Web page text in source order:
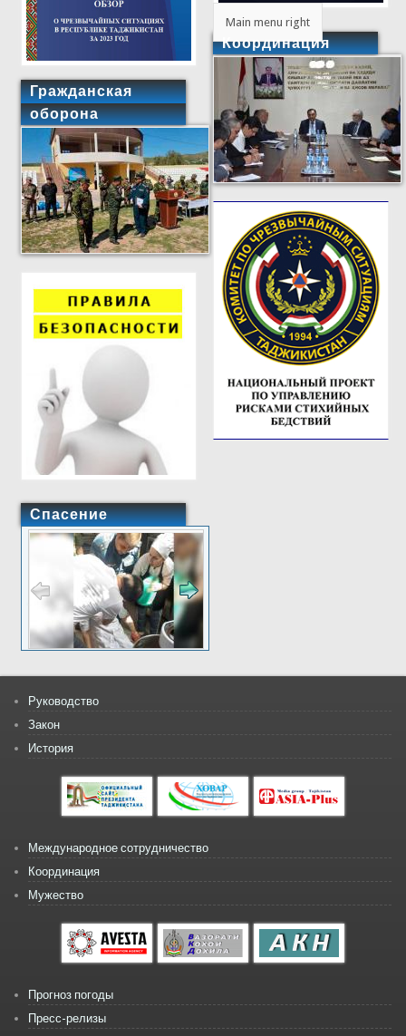
Гражданская
оборона
Спасение
Main menu right
Координация
Руководство
Закон
История
Международное сотрудничество
Координация
Мужество
Прогноз погоды
Пресс-релизы